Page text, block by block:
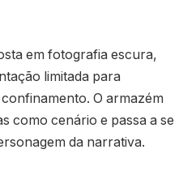
em fotografia escura,
limitada para
O armazém
como cenário e passa a se
da narrativa.